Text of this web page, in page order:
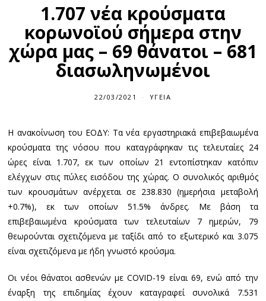
1.707 νέα κρούσματα
κορωνοϊού σήμερα στην
χώρα μας – 69 θάνατοι – 681
διασωληνωμένοι
22/03/2021
3
2
0
2
1
ΥΓΕΊΑ
Η ανακοίνωση του ΕΟΔΥ: Τα νέα εργαστηριακά επιβεβαιωμένα
κρούσματα της νόσου που καταγράφηκαν τις τελευταίες 24
ώρες είναι 1.707, εκ των οποίων 21 εντοπίστηκαν κατόπιν
ελέγχων στις πύλες εισόδου της χώρας. Ο συνολικός αριθμός
των κρουσμάτων ανέρχεται σε 238.830 (ημερήσια μεταβολή
+0.7%), εκ των οποίων 51.5% άνδρες. Με βάση τα
επιβεβαιωμένα κρούσματα των τελευταίων 7 ημερών, 79
θεωρούνται σχετιζόμενα με ταξίδι από το εξωτερικό και 3.075
είναι σχετιζόμενα με ήδη γνωστό κρούσμα.
Οι νέοι θάνατοι ασθενών με COVID-19 είναι 69, ενώ από την
έναρξη της επιδημίας έχουν καταγραφεί συνολικά 7.531